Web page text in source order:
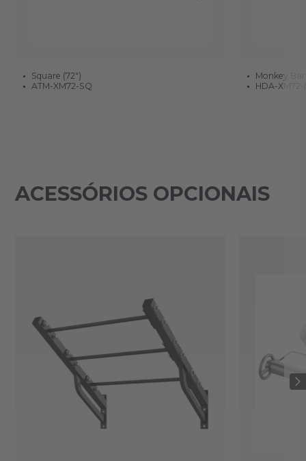
Square (72")
ATM-XM72-SQ
Monkey Bar
HDA-XM72-
ACESSÓRIOS OPCIONAIS